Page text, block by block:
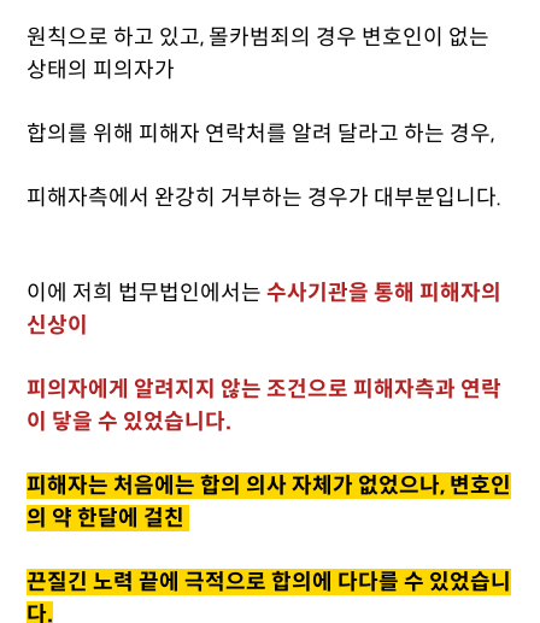
원칙으로 하고 있고, 몰카범죄의 경우 변호인이 없는
상태의 피의자가
합의를 위해 피해자 연락처를 알려 달라고 하는 경우,
피해자측에서 완강히 거부하는 경우가 대부분입니다.
이에 저희 법무법인에서는수사기관을 통해 피해자의
신상이
피의자에게 알려지지 않는 조건으로 피해자측과 연락
이 닿을 수 있었습니다.
피해자는 처음에는 합의 의사 자체가 없었으나, 변호인
의 약 한달에 걸친
끈질긴 노력 끝에 극적으로 합의에 다다를 수 있었습니
다.